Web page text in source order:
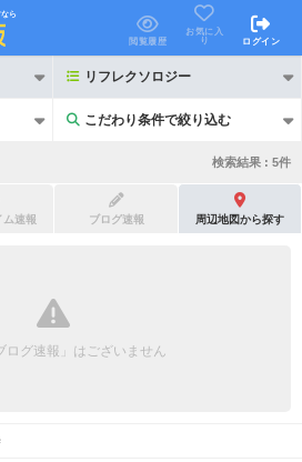
ら
閲覧履歴
お気に入
り
ログイン
リフレクソロジー
こだわり条件で絞り込む
こだわり条件で絞り込む
検索結果 : 5件
ム速報 ブログ速報 周辺地図から探す
ログ速報」はございません